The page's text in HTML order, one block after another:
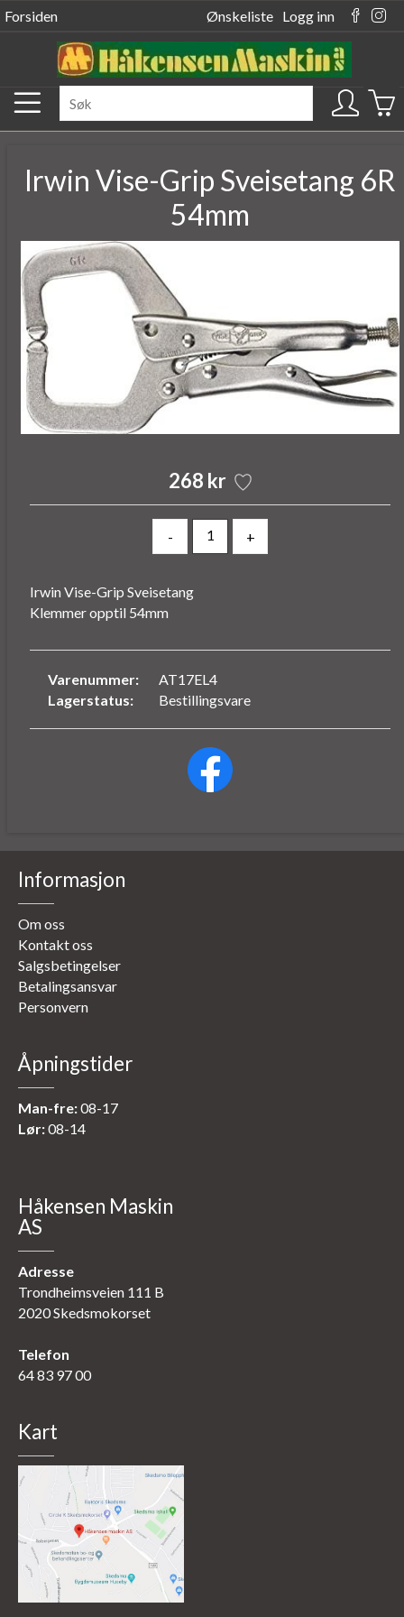
Forsiden Ønskeliste Logg inn
Irwin Vise-Grip Sveisetang 6R
54mm
268 kr
- +
Varenummer:
AT17EL4
Lagerstatus:
Bestillingsvare
Irwin Vise-Grip Sveisetang
Klemmer opptil 54mm
Informasjon
Om oss
Kontakt oss
Salgsbetingelser
Betalingsansvar
Personvern
Åpningstider
Man-fre:08-17
Lør:08-14
Håkensen Maskin
AS
Adresse
Trondheimsveien 111 B
2020 Skedsmokorset
Telefon
64 83 97 00
Kart